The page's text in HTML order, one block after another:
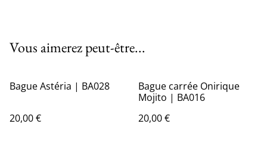
Vous aimerez peut-être...
Bague Astéria | BA028
20,00 €
Bague carrée Onirique
Mojito | BA016
20,00 €